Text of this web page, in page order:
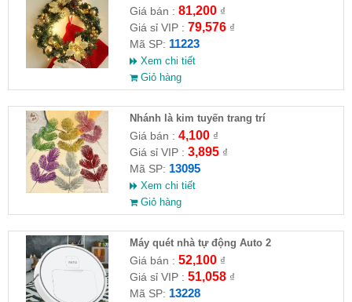
Giá bán : 81,200₫
Giá sỉ VIP : 79,576₫
Mã SP: 11223
Xem chi tiết
Giỏ hàng
Nhánh là kim tuyến trang trí
Giá bán : 4,100₫
Giá sỉ VIP : 3,895₫
Mã SP: 13095
Xem chi tiết
Giỏ hàng
Máy quét nhà tự động Auto 2
Giá bán : 52,100₫
Giá sỉ VIP : 51,058₫
Mã SP: 13228